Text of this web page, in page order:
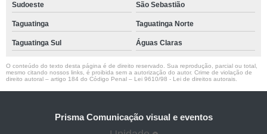
Sudoeste São Sebastião
Taguatinga Taguatinga Norte
Taguatinga Sul Águas Claras
O conteúdo do texto desta página é de direito reservado. Sua reprodução, parcial ou total,
mesmo citando nossos links, é proibida sem a autorização do autor. Crime de violação de
direito autoral – artigo 184 do Código Penal – Lei 9610/98 - Lei de direitos autorais
Prisma Comunicação visual e eventos